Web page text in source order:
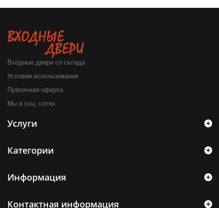
Входные двери со склада
Условия использования
Публичная оферта
Мы в соц. сетях
Услуги
Категории
Информация
Контактная информация